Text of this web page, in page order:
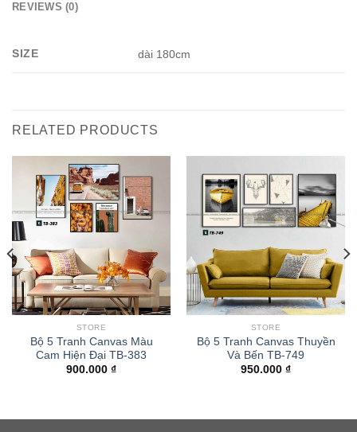
REVIEWS (0)
SIZE dài 180cm
RELATED PRODUCTS
STORE
Bộ 5 Tranh Canvas Màu
Cam Hiện Đại TB-383
900.000 ₫
STORE
Bộ 5 Tranh Canvas Thuyền
Và Bến TB-749
950.000 ₫